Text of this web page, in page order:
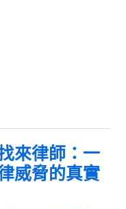
來律師：一
威脅的真實